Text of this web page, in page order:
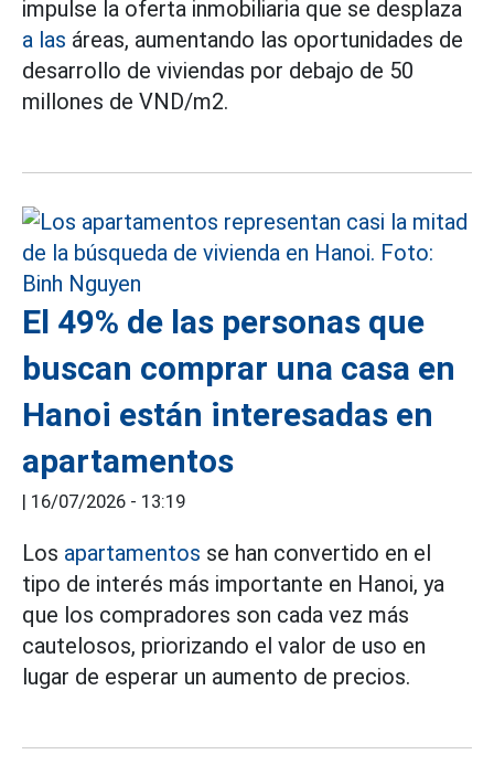
impulse la oferta inmobiliaria que se desplaza
a las áreas, aumentando las oportunidades de
desarrollo de viviendas por debajo de 50
millones de VND/m2.
El 49% de las personas que
buscan comprar una casa en
Hanoi están interesadas en
apartamentos
| 16/07/2026 - 13:19
Los apartamentos se han convertido en el
tipo de interés más importante en Hanoi, ya
que los compradores son cada vez más
cautelosos, priorizando el valor de uso en
lugar de esperar un aumento de precios.